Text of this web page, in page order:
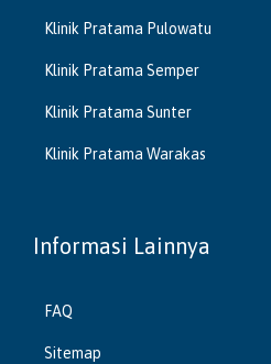
Klinik Pratama Pulowatu
Klinik Pratama Semper
Klinik Pratama Sunter
Klinik Pratama Warakas
Informasi Lainnya
FAQ
Sitemap